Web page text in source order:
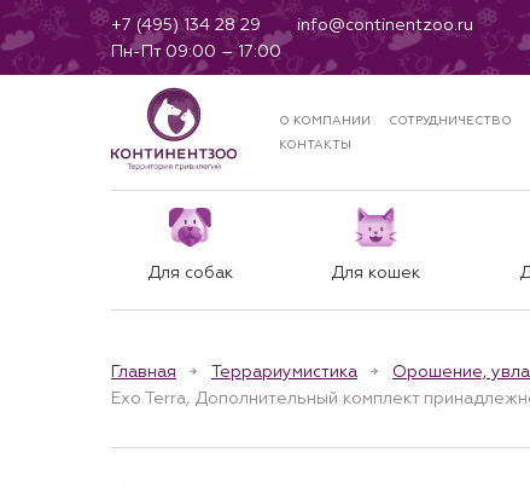
+7 (495) 134 28 29
info@continentzoo.ru
Пн-Пт 09:00 – 17:00
О КОМПАНИИ СОТРУДНИЧЕСТВО
КОНТАКТЫ
Для собак Для кошек
Главная Террариумистика Орошение,
Exo Terra, Дополнительный комплект